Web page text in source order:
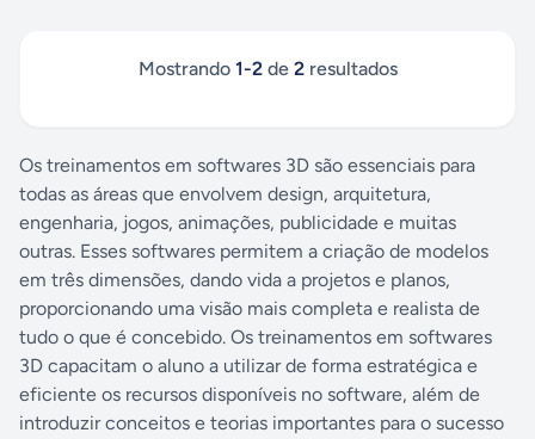
Workflows, dashboards executivos e tomada de
nasceu da convicção de que tecnologia deve
gerar resultado mensurável. Por isso aplicamos
IA como acelerador estratégico — nunca como
substituto da expertise humana — e
entregamos números que falam por si:
redução de custos
, 5× mais velocidadede
entrega,
75% menos retrabalho e 3× mais
eficiênciaem comparação ao desenvolvimento
tradicional. Nossos quatro pilares sãoCódigo
Limpo,IA Integrada,Alta Performancee
Segurança Total— princípios que guiam cada
Mostrando 1-2de 2resultados
Os treinamentos em softwares 3D são essenciais para
todas as áreas que envolvem design, arquitetura,
engenharia, jogos, animações, publicidade e muitas
outras. Esses softwares permitem a criação de modelos
em três dimensões, dando vida a projetos e planos,
proporcionando uma visão mais completa e realista de
tudo o que é concebido. Os treinamentos em softwares
3D capacitam o aluno a utilizar de forma estratégica e
eficiente os recursos disponíveis no software, além de
introduzir conceitos e teorias importantes para o sucesso